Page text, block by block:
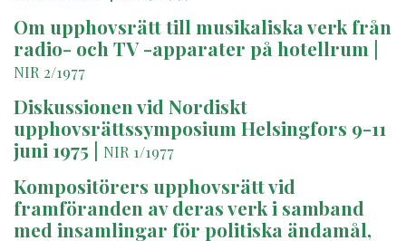
Om upphovsrätt till musikaliska verk från
radio- och TV -apparater på hotellrum |
NIR 2/1977
Diskussionen vid Nordiskt
upphovsrättssymposium Helsingfors 9-11
juni 1975 | NIR 1/1977
Kompositörers upphovsrätt vid
framföranden av deras verk i samband
med insamlingar för politiska ändamål,